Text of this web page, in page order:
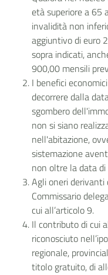
età superiore a 65
invalidità non
aggiuntivo di euro
sopra indicati,
900,00 mensili
I benefici
decorrere dalla
sgombero
non si siano
nell'abitazione,
sistemazione
non oltre la data
Agli oneri derivanti
Commissario
cui all’articolo 9.
Il contributo di cui
riconosciuto
regionale,
titolo gratuito, di